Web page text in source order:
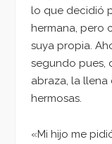
lo que decidió
hermana, pero
suya propia.
segundo pues,
abraza, la
hermosas.
«Mi hijo me